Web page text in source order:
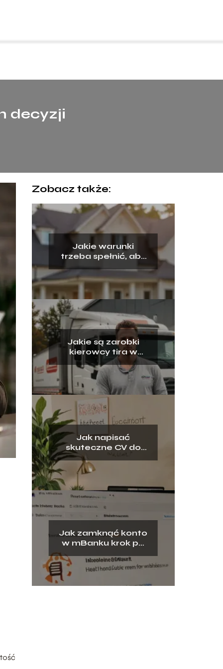
decyzji
Zobacz także:
Jakie warunki
trzeba spełnić, aby
otrzymać kredyt
hipoteczny?
Jakie są zarobki
kierowcy tira w
Polsce?
Jak napisać
skuteczne CV do
pracy?
Jak zamknąć konto
w mBanku krok po